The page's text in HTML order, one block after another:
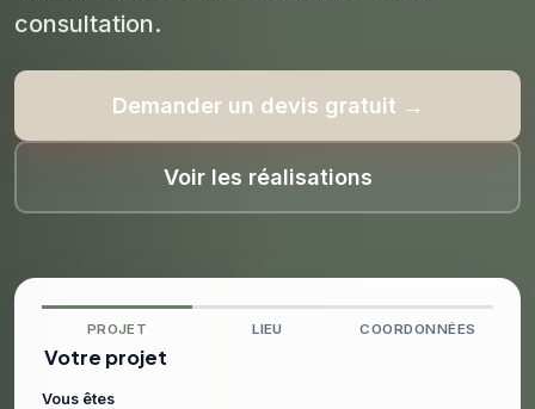
consultation.
Demander un devis gratuit →
Voir les réalisations
PROJET LIEU COORDONNÉES
Votre projet
Vous êtes